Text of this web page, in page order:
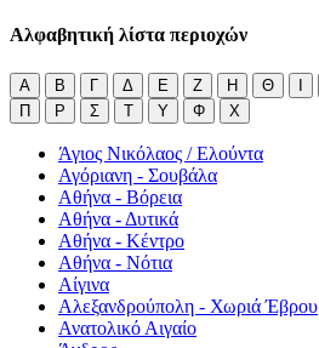
Αλφαβητική λίστα περιοχών
Α Β Γ Δ Ε Ζ Η Θ Ι
Π
Ρ Σ Τ Υ Φ Χ
Άγιος Νικόλαος / Ελούντα
Αγόριανη - Σουβάλα
Αθήνα - Βόρεια
Αθήνα - Δυτικά
Αθήνα - Κέντρο
Αθήνα - Νότια
Αίγινα
Αλεξανδρούπολη - Χωριά Έβρου
Ανατολικό Αιγαίο